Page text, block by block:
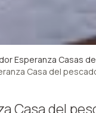
Esperanza Casas
Casa del
Casa del